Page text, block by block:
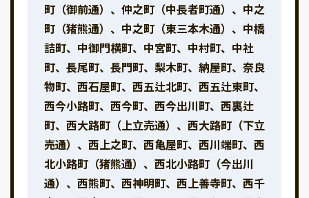
町（御前通）、仲之町（中長者町通）、中之
町（猪熊通）、中之町（東三本木通）、中橋
詰町、中御門横町、中宮町、中村町、中社
町、長尾町、長門町、梨木町、納屋町、奈良
物町、西石屋町、西五辻北町、西五辻東町、
西今小路町、西今町、西今出川町、西裏辻
町、西大路町（上立売通）、西大路町（下立
売通）、西上之町、西亀屋町、西川端町、西
北小路町（猪熊通）、西北小路町（今出川
通）、西熊町、西神明町、西上善寺町、西千